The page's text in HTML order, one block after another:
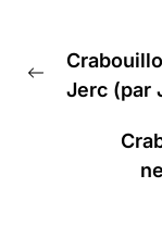
dePrevious
Jerc (par